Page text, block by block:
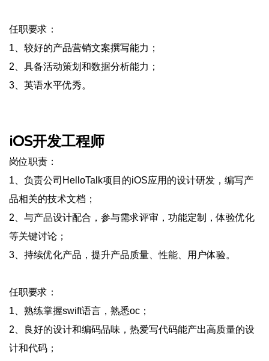
任职要求：
1、较好的产品营销文案撰写能力；
2、具备活动策划和数据分析能力；
3、英语水平优秀。
iOS开发工程师
岗位职责：
1、负责公司HelloTalk项目的iOS应用的设计研发，编写产
品相关的技术文档；
2、与产品设计配合，参与需求评审，功能定制，体验优化
等关键讨论；
3、持续优化产品，提升产品质量、性能、用户体验。
任职要求：
1、熟练掌握swift语言，熟悉oc；
2、良好的设计和编码品味，热爱写代码能产出高质量的设
计和代码；